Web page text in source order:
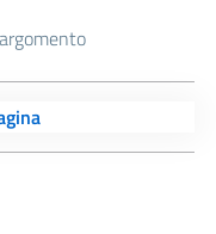
valutazione della pagina